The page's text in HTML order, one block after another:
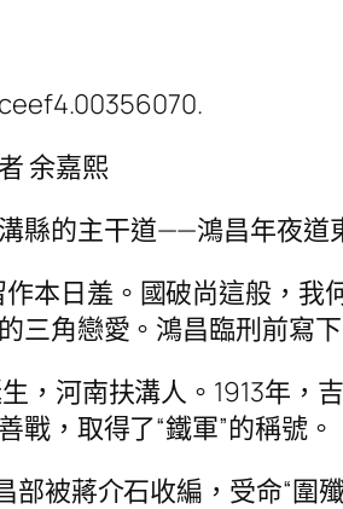
余嘉熙
縣的主干道——鴻昌年夜道
作本日羞。國破尚這般，
三角戀愛。鴻昌臨刑前寫
，河南扶溝人。1913年，
戰，取得了“鐵軍”的稱號。
部被蔣介石收編，受命“圍